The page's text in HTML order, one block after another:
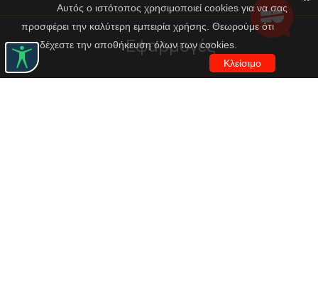
Αυτός ο ιστότοπος χρησιμοποιεί cookies για να σας
προσφέρει την καλύτερη εμπειρία χρήσης. Θεωρούμε ότι
αποδέχεστε την αποθήκευση όλων των cookies.
Κλείσιμο
Εφαρμογές